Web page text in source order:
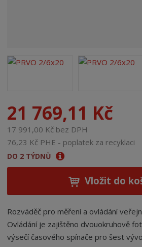
21 769,11 Kč
17 991,00 Kč bez DPH
76,23 Kč PHE - poplatek za recyklaci
DO 2 TÝDNŮ
Vložit do
Rozváděč pro měření a ovládání
Ovládání je zajištěno dvouokruhově
výsečí časového spínače pro šest